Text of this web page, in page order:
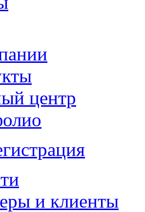
центр
и клиенты